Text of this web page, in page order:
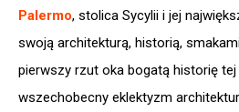
Palermo, stolica Sycylii i jej
swoją architekturą, historią,
pierwszy rzut oka bogatą historię
wszechobecny eklektyzm